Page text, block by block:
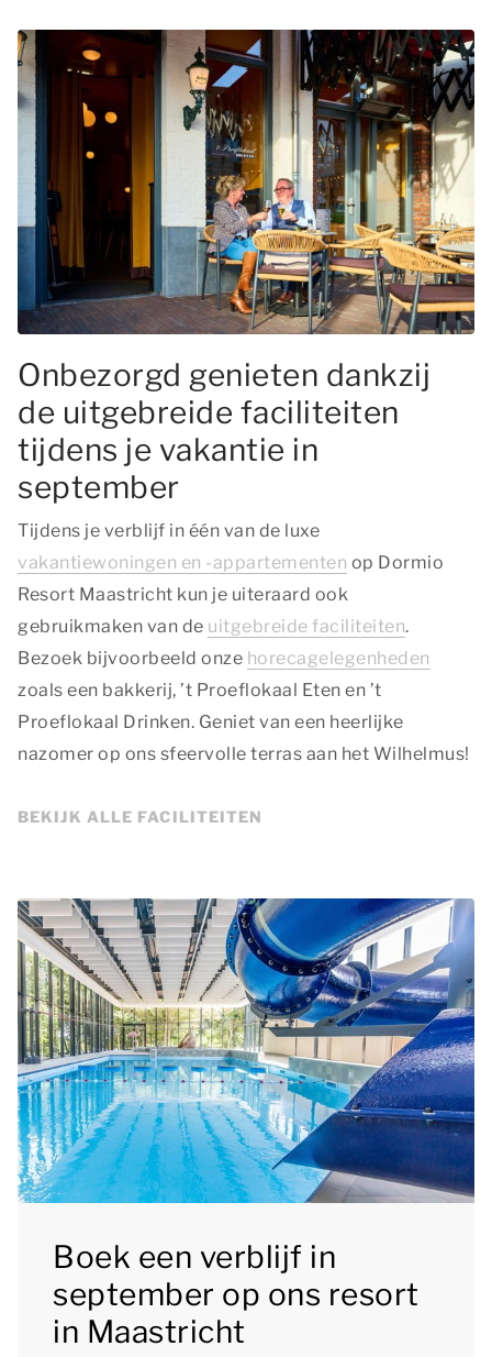
Onbezorgd genieten dankzij
de uitgebreide faciliteiten
tijdens je vakantie in
september
Tijdens je verblijf in één van de luxe
vakantiewoningen en -appartementen op Dormio
Resort Maastricht kun je uiteraard ook
gebruikmaken van de uitgebreide faciliteiten.
Bezoek bijvoorbeeld onze horecagelegenheden
zoals een bakkerij, ’t Proeflokaal Eten en ’t
Proeflokaal Drinken. Geniet van een heerlijke
nazomer op ons sfeervolle terras aan het Wilhelmus!
BEKIJK ALLE FACILITEITEN
Boek een verblijf in
september op ons resort
in Maastricht